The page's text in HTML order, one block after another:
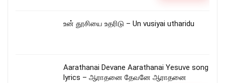
உன் தூசியை உதரிடு – Un vusiyai utharidu
Aarathanai Devane Aarathanai Yesuve song
lyrics – ஆராதனை தேவனே ஆராதனை